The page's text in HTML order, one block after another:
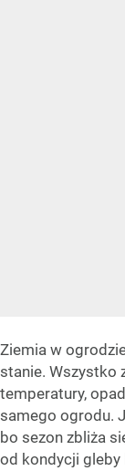
Ziemia w
stanie. Wszystko
temperatury,
samego ogrodu.
bo sezon zbliża
od kondycji gleby